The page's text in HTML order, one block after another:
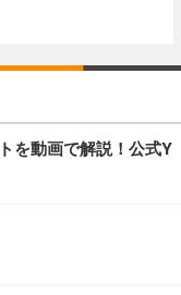
を動画で解説！公式Y